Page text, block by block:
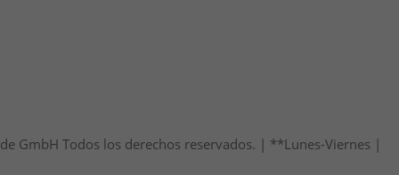
GmbH Todos los derechos reservados. | **Lunes-Viernes |